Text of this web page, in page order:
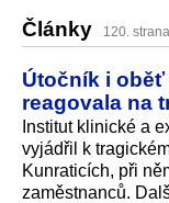
Články 120. strana
Útočník i oběť
reagovala na
Institut klinické a
vyjádřil k
Kunraticích, při
zaměstnanců.